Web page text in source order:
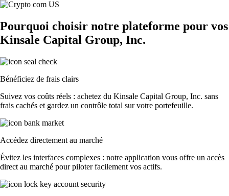
Pourquoi choisir notre plateforme pour vos
Kinsale Capital Group, Inc.
Bénéficiez de frais clairs
Suivez vos coûts réels : achetez du Kinsale Capital Group, Inc. sans
frais cachés et gardez un contrôle total sur votre portefeuille.
Accédez directement au marché
Évitez les interfaces complexes : notre application vous offre un accès
direct au marché pour piloter facilement vos actifs.